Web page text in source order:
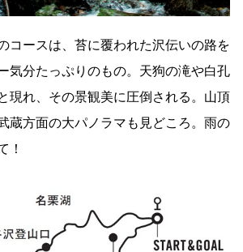
コースは、苔に覆われた沢伝いの路を
気分たっぷりのもの。天狗の滝や白孔
現れ、その景観美に圧倒される。山頂
蔵方面の大パノラマも見どころ。雨の
！